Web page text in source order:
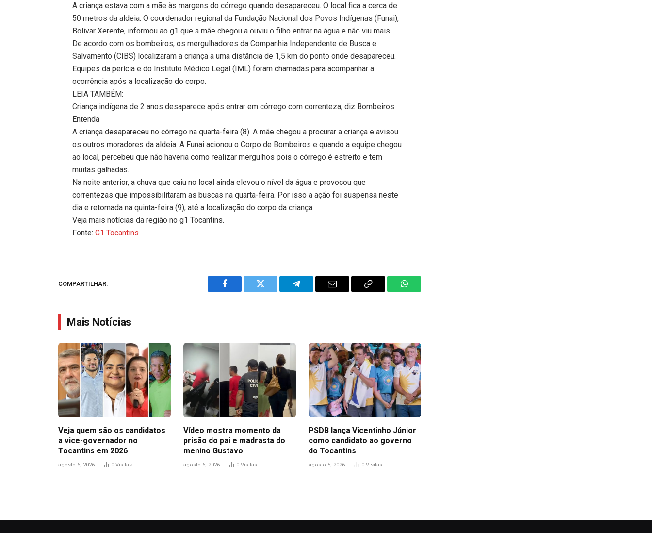
A criança estava com a mãe às margens do córrego quando desapareceu. O local fica a cerca de
50 metros da aldeia. O coordenador regional da Fundação Nacional dos Povos Indígenas (Funai),
Bolivar Xerente, informou ao g1 que a mãe chegou a ouviu o filho entrar na água e não viu mais.
De acordo com os bombeiros, os mergulhadores da Companhia Independente de Busca e
Salvamento (CIBS) localizaram a criança a uma distância de 1,5 km do ponto onde desapareceu.
Equipes da perícia e do Instituto Médico Legal (IML) foram chamadas para acompanhar a
ocorrência após a localização do corpo.
LEIA TAMBÉM:
Criança indígena de 2 anos desaparece após entrar em córrego com correnteza, diz Bombeiros
Entenda
A criança desapareceu no córrego na quarta-feira (8). A mãe chegou a procurar a criança e avisou
os outros moradores da aldeia. A Funai acionou o Corpo de Bombeiros e quando a equipe chegou
ao local, percebeu que não haveria como realizar mergulhos pois o córrego é estreito e tem
muitas galhadas.
Na noite anterior, a chuva que caiu no local ainda elevou o nível da água e provocou que
correntezas que impossibilitaram as buscas na quarta-feira. Por isso a ação foi suspensa neste
dia e retomada na quinta-feira (9), até a localização do corpo da criança.
Veja mais notícias da região no g1 Tocantins.
Fonte:G1 Tocantins
COMPARTILHAR.
Facebook Twitter Telegram Email
Copy
WhatsApp
Mais Notícias
Veja quem são os candidatos
a vice-governador no
Tocantins em 2026
agosto 6, 2026 0 Visitas
Vídeo mostra momento da
prisão do pai e madrasta do
menino Gustavo
agosto 6, 2026 0 Visitas
PSDB lança Vicentinho Júnior
como candidato ao governo
do Tocantins
agosto 5, 2026 0 Visitas